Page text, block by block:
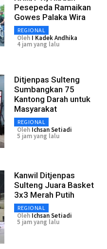
Pesepeda Ramaikan
Gowes Palaka Wira
REGIONAL
Oleh I Kadek Andhika
4 jam yang lalu
Ditjenpas Sulteng
Sumbangkan 75
Kantong Darah untuk
Masyarakat
REGIONAL
Oleh Ichsan Setiadi
5 jam yang lalu
Kanwil Ditjenpas
Sulteng Juara Basket
3x3 Merah Putih
REGIONAL
Oleh Ichsan Setiadi
5 jam yang lalu